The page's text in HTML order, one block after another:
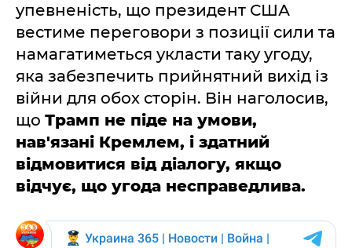
упевненість, що президент США
вестиме переговори з позиції сили та
намагатиметься укласти таку угоду,
яка забезпечить прийнятний вихід із
війни для обох сторін. Він наголосив,
що Трамп не піде на умови,
нав'язані Кремлем, і здатний
відмовитися від діалогу, якщо
відчує, що угода несправедлива.